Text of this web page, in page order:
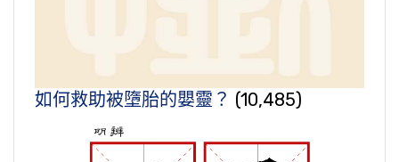
如何救助被墮胎的嬰靈？ (10,485)